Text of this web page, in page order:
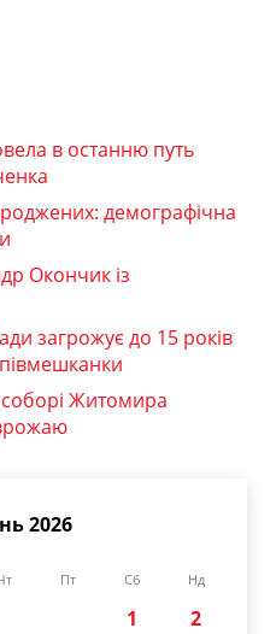
в останню путь
демографічна
Окончик із
загрожує до 15 років
Житомира
2026
Пт Сб Нд
1
2